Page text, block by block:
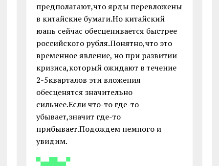
предполагают,что ярды перевложены
в китайские бумаги.Но китайский
юань сейчас обесценивается быстрее
российского рубля.Понятно,что это
временное явление, но при развитии
кризиса,который ожидают в течение
2-5кварталов эти вложения
обесценятся значительно
сильнее.Если что-то где-то
убывает,значит где-то
прибывает.Подождем немного и
увидим.